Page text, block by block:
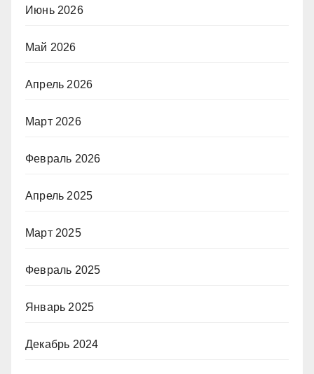
Июнь 2026
Май 2026
Апрель 2026
Март 2026
Февраль 2026
Апрель 2025
Март 2025
Февраль 2025
Январь 2025
Декабрь 2024